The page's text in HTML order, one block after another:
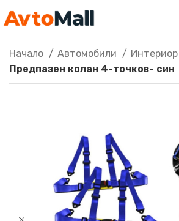
Начало Автомобили Интериор
Предпазен колан 4-точков- син